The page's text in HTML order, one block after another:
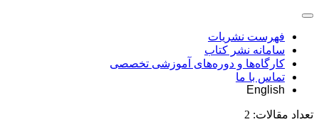
فهرست نشریات
سامانه نشر کتاب
کارگاه‌ها و دوره‌های آموزشی تخصصی
تماس با ما
English
تعداد مقالات: 2